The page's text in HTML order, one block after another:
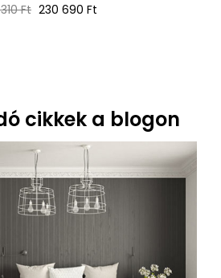
Ft Ár
230 690 Ft
cikkek a blogon